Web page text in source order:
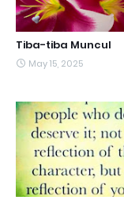
Tiba-tiba Muncul
May 15, 2025